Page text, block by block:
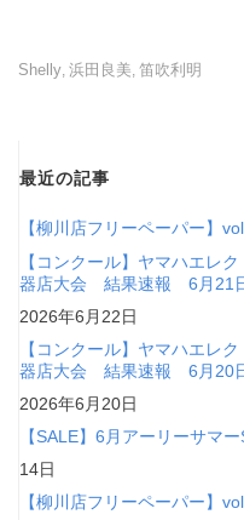
Shelly, 浜田良美, 笛吹利明
最近の記事
【柳川店フリーペーパー】
【コンクール】ヤマハエレ
器店大会 結果速報 6月21日
2026年6月22日
【コンクール】ヤマハエレ
器店大会 結果速報 6月20日
2026年6月20日
【SALE】6月アーリーサマ
14日
【柳川店フリーペーパー】